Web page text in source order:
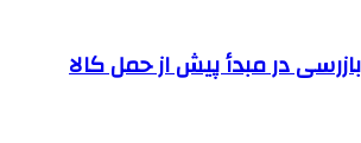
در مبدأ پیش از حمل کالا